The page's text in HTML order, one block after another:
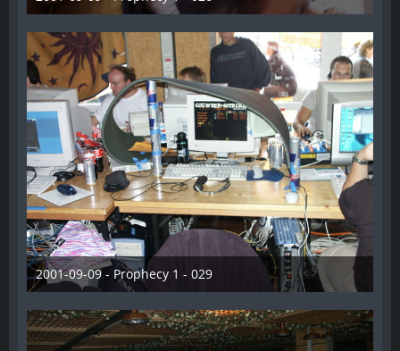
28. Dezember 2012
2001-09-09 - Prophecy 1 - 029
28. Dezember 2012